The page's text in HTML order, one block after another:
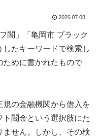
2026.07.08
闇」「亀岡市 ブラック
たキーワードで検索し
ために書かれたもので
の金融機関から借入を
闇金という選択肢にた
ません。しかし、その検